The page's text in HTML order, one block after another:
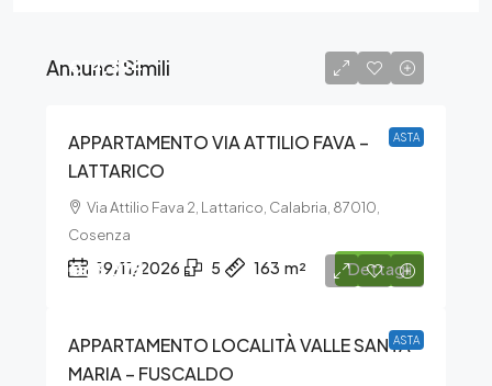
Annunci Simili
ASTA
€14.394
APPARTAMENTO VIA ATTILIO FAVA –
LATTARICO
Via Attilio Fava 2, Lattarico, Calabria, 87010,
Cosenza
19/11/2026 5 163 m² Dettagli
ASTA
€63.375
APPARTAMENTO LOCALITÀ VALLE SANTA
MARIA – FUSCALDO